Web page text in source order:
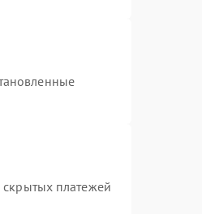
скрытых платежей